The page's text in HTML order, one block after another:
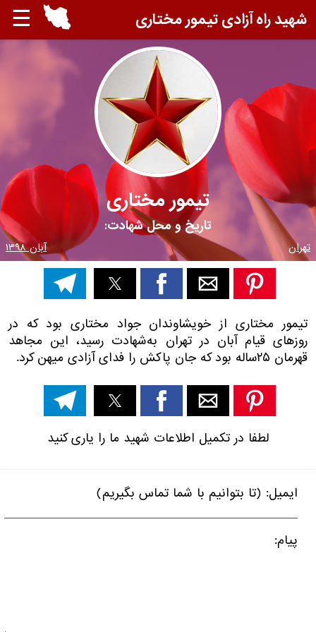
☰ شهید راه آزادی تیمور مختاری
تیمور مختاری
تاریخ و محل شهادت:
تهران آبان ۱۳۹۸
تیمور مختاری از خویشاوندان جواد مختاری بود که در
روزهای قیام آبان در تهران به‌شهادت رسید، این مجاهد
قهرمان ۲۵ساله بود که جان پاکش را فدای آزادی میهن کرد.
لطفا در تکمیل اطلاعات شهید ما را یاری کنید
ایمیل: (تا بتوانیم با شما تماس بگیریم)
پیام: